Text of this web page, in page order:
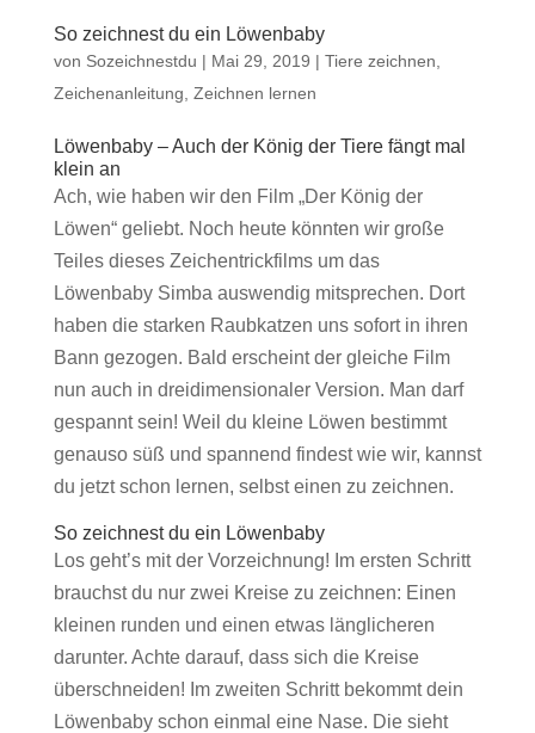
So zeichnest du ein Löwenbaby
von Sozeichnestdu | Mai 29, 2019 | Tiere zeichnen
Zeichenanleitung Zeichnen lernen
Löwenbaby – Auch der König der Tiere fängt mal
klein an
Ach, wie haben wir den Film „Der König der
Löwen“ geliebt. Noch heute könnten wir große
Teiles dieses Zeichentrickfilms um das
Löwenbaby Simba auswendig mitsprechen. Dort
haben die starken Raubkatzen uns sofort in ihren
Bann gezogen. Bald erscheint der gleiche Film
nun auch in dreidimensionaler Version. Man darf
gespannt sein! Weil du kleine Löwen bestimmt
genauso süß und spannend findest wie wir, kannst
du jetzt schon lernen, selbst einen zu zeichnen.
So zeichnest du ein Löwenbaby
Los geht’s mit der Vorzeichnung! Im ersten Schritt
brauchst du nur zwei Kreise zu zeichnen: Einen
kleinen runden und einen etwas länglicheren
darunter. Achte darauf, dass sich die Kreise
überschneiden! Im zweiten Schritt bekommt dein
Löwenbaby schon einmal eine Nase. Die sieht